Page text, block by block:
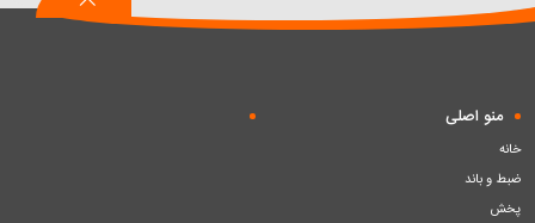
منو اصلی
خانه
ضبط و باند
پخش